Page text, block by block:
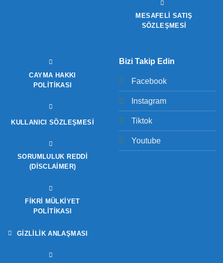
MESAFELİ SATIŞ
SÖZLEŞMESİ
CAYMA HAKKI
POLITIKASI
KULLANICI SÖZLEŞMESI
SORUMLULUK REDDI
(DISCLAIMER)
FIKRI MÜLKIYET
POLITIKASI
GIZLILIK ANLAŞMASI
Bizi Takip Edin
Facebook
Instagram
Tiktok
Youtube